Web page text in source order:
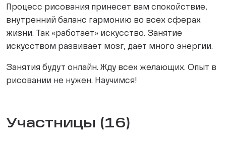
Процесс рисования принесет вам спокойствие,
внутренний баланс гармонию во всех сферах
жизни. Так «работает» искусство. Занятие
искусством развивает мозг, дает много энергии.
Занятия будут онлайн. Жду всех желающих. Опыт в
рисовании не нужен. Научимся!
Участницы (16)